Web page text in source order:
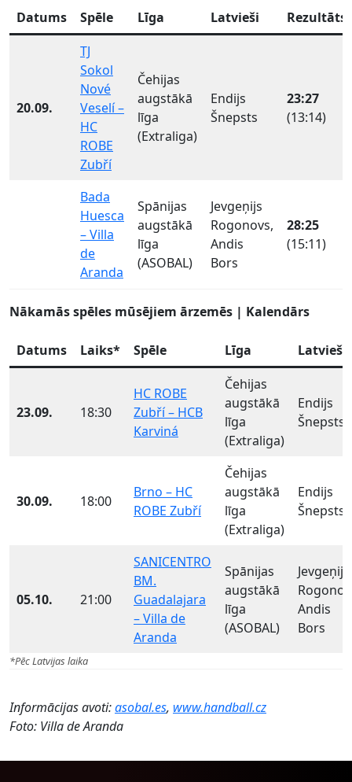
Datums Spēle Līga Latvieši Rezultāts
20.09.
TJ
Sokol
Nové
Veselí –
HC
ROBE
Zubří
Čehijas
augstākā
līga
(Extraliga)
Endijs
Šnepsts
23:27
(13:14)
Bada
Huesca
– Villa
de
Aranda
Spānijas
augstākā
līga
(ASOBAL)
Jevgeņijs
Rogonovs,
Andis
Bors
28:25
(15:11)
Nākamās spēles mūsējiem ārzemēs | Kalendārs
Datums Laiks* Spēle Līga Latvieši
23.09. 18:30
HC ROBE
Zubří – HCB
Karviná
Čehijas
augstākā
līga
(Extraliga)
Endijs
Šnepsts
30.09. 18:00
Brno – HC
ROBE Zubří
Čehijas
augstākā
līga
(Extraliga)
Endijs
Šnepsts
05.10. 21:00
SANICENTRO
BM.
Guadalajara
– Villa de
Aranda
Spānijas
augstākā
līga
(ASOBAL)
Jevgeņijs
Andis
Bors
*Pēc Latvijas laika
Informācijas avoti:asobal.es, www.handball.cz
Foto: Villa de Aranda